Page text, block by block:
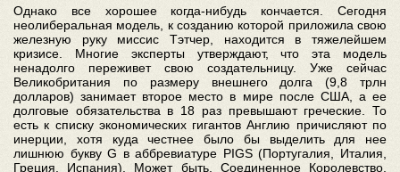
Однако все хорошее когда-нибудь кончается. Сегодня
неолиберальная модель, к созданию которой приложила свою
железную руку миссис Тэтчер, находится в тяжелейшем
кризисе. Многие эксперты утверждают, что эта модель
ненадолго переживет свою создательницу. Уже сейчас
Великобритания по размеру внешнего долга (9,8 трлн
долларов) занимает второе место в мире после США, а ее
долговые обязательства в 18 раз превышают греческие. То
есть к списку экономических гигантов Англию причисляют по
инерции, хотя куда честнее было бы выделить для нее
лишнюю букву G в аббревиатуре PIGS (Португалия, Италия,
Греция, Испания). Может быть, Соединенное Королевство,